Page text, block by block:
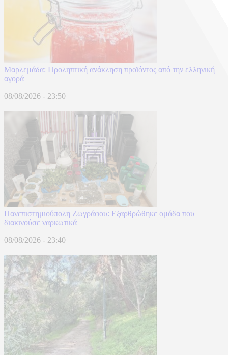
Μαρλεμάδα: Προληπτική ανάκληση προϊόντος από την ελληνική
αγορά
08/08/2026 - 23:50
Πανεπιστημιούπολη Ζωγράφου: Εξαρθρώθηκε ομάδα που
διακινούσε ναρκωτικά
08/08/2026 - 23:40